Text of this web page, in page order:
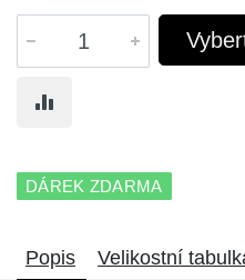
DÁREK ZDARMA
Popis Velikostní